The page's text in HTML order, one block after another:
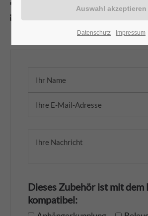
Dieses Zubehör ist mit dem
kompatibel:
Datenschutz Impressum